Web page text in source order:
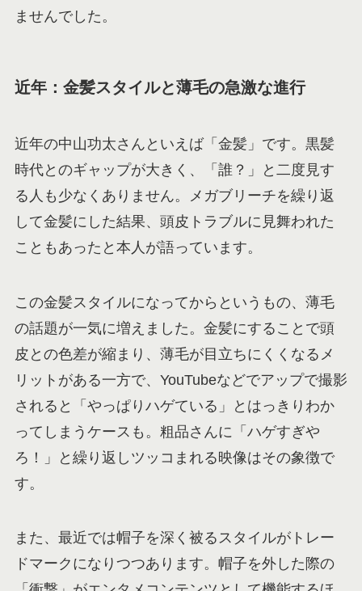
ませんでした。
近年：金髪スタイルと薄毛の急激な進行
近年の中山功太さんといえば「金髪」です。黒髪
時代とのギャップが大きく、「誰？」と二度見す
る人も少なくありません。メガブリーチを繰り返
して金髪にした結果、頭皮トラブルに見舞われた
こともあったと本人が語っています。
この金髪スタイルになってからというもの、薄毛
の話題が一気に増えました。金髪にすることで頭
皮との色差が縮まり、薄毛が目立ちにくくなるメ
リットがある一方で、YouTubeなどでアップで撮影
されると「やっぱりハゲている」とはっきりわか
ってしまうケースも。粗品さんに「ハゲすぎや
ろ！」と繰り返しツッコまれる映像はその象徴で
す。
また、最近では帽子を深く被るスタイルがトレー
ドマークになりつつあります。帽子を外した際の